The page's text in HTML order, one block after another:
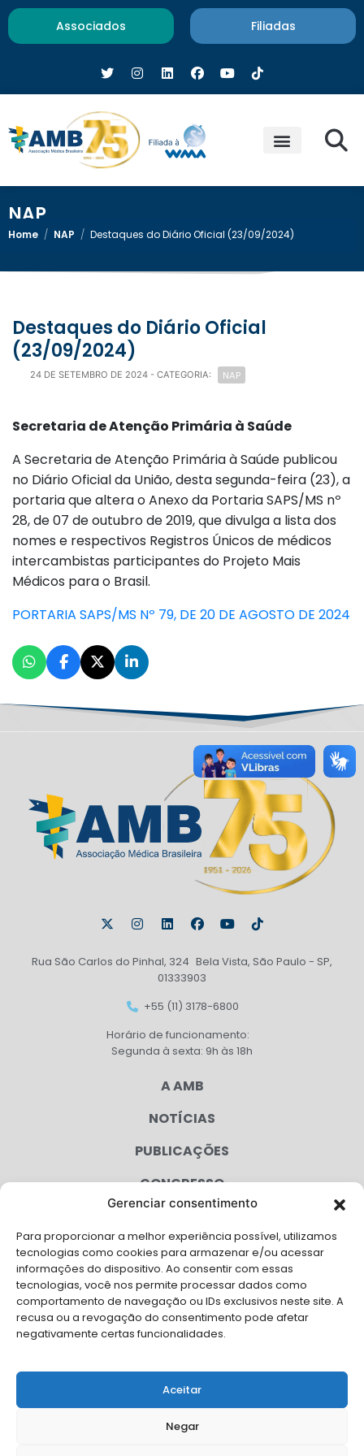
Gerenciar consentimento
Para proporcionar a melhor experiência possível, utilizamos
tecnologias como cookies para armazenar e/ou acessar
informações do dispositivo. Ao consentir com essas
tecnologias, você nos permite processar dados como
comportamento de navegação ou IDs exclusivos neste site. A
recusa ou a revogação do consentimento pode afetar
negativamente certas funcionalidades.
Aceitar
Negar
Associados Filiadas
NAP
Home / NAP / Destaques do Diário Oficial (23/09/2024)
Destaques do Diário Oficial
(23/09/2024)
24 DE SETEMBRO DE 2024 - CATEGORIA: NAP
Secretaria de Atenção Primária à Saúde
A Secretaria de Atenção Primária à Saúde publicou
no Diário Oficial da União, desta segunda-feira (23), a
portaria que altera o Anexo da Portaria SAPS/MS nº
28, de 07 de outubro de 2019, que divulga a lista dos
nomes e respectivos Registros Únicos de médicos
intercambistas participantes do Projeto Mais
Médicos para o Brasil.
PORTARIA SAPS/MS Nº 79, DE 20 DE AGOSTO DE 2024
Rua São Carlos do Pinhal, 324 Bela Vista, São Paulo - SP,
01333903
+55 (11) 3178-6800
Horário de funcionamento:
Segunda à sexta: 9h às 18h
A AMB
NOTÍCIAS
PUBLICAÇÕES
CONGRESSO
CAMPANHAS
SERVIÇOS
FILIADAS
FALE CONOSCO
Solicite Apoio Institucional da AMB para o seu evento